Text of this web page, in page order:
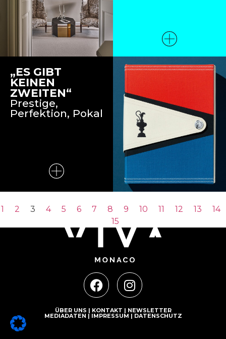
„ES GIBT
KEINEN
ZWEITEN“
Prestige,
Perfektion, Pokal
1 2 3 4 5 6 7 8 9 10 11 12 13
14
15
ÜBER UNS | KONTAKT | NEWSLETTER
MEDIADATEN | IMPRESSUM | DATENSCHUTZ